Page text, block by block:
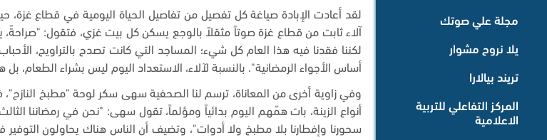
مجلة علي صوتك
يلا نروح مشوار
تريند بيالارا
المركز التفاعلي للتربية
الاعلامية
لقد أعادت الإبادة صياغة كل تفصيل من تفاصيل الحياة اليومية في قطاع غزة،
آلاء ثابت من قطاع غزة صوتاً مثقلاً بالوجع يسكن كل بيت غزي، فتقول:
لكننا فقدنا فيه هذا العام كل شيء؛ المساجد التي كانت تصدح بالتراويح،
أساس الأجواء الرمضانية". بالنسبة لآلاء، الاستعداد اليوم ليس بشراء الطعام،
وفي زاوية أخرى من المعاناة، ترسم لنا الصحفية سهى سكر لوحة "مطبخ
أنواع الزينة، بات همّهم اليوم بدائياً ومؤلماً، تقول سهى: "نحن في رمضاننا
سحورنا وإفطارنا بلا مطبخ ولا أدوات"، وتضيف أن الناس هناك يحاولون